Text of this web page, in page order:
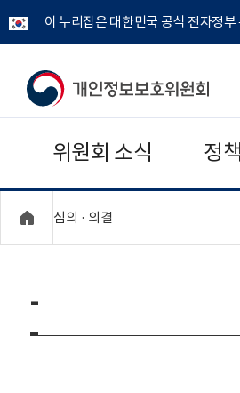
이 누리집은 대한민국 공식 전자정부
개
보
보
위
위원회 소식 정
심의 · 의결
-